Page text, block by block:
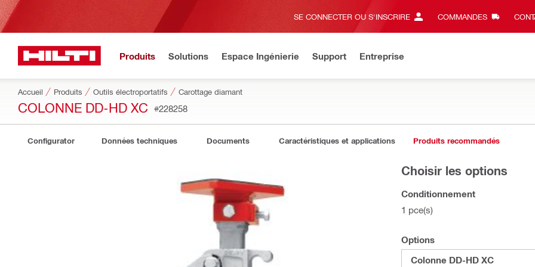
SE CONNECTER OU S'INSCRIRE COMMANDES
Produits Solutions Espace Ingénierie Support Entreprise
Accueil Produits Outils électroportatifs Carottage diamant
COLONNE DD-HD XC #228258
Configurator Données techniques Documents Caractéristiques et applications Produits recommandés
Choisir les options
Conditionnement
1 pce(s)
Options
Colonne DD-HD XC